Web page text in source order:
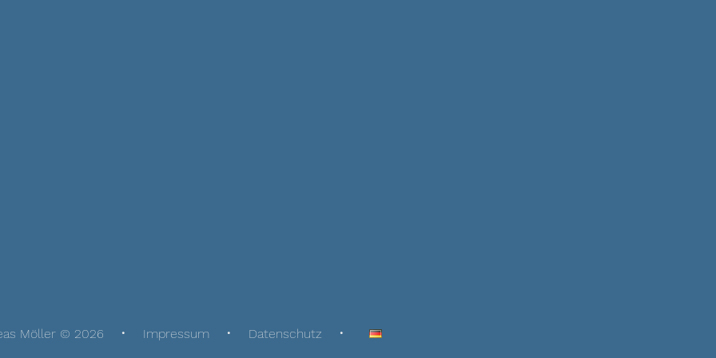
Möller © 2026 Impressum Datenschutz